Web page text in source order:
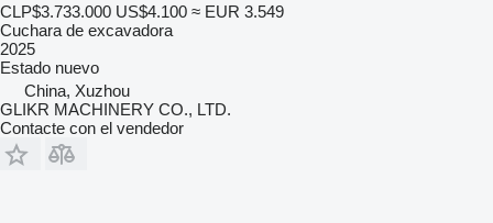
CLP$3.733.000 US$4.100 ≈ EUR 3.549
Cuchara de excavadora
2025
Estado nuevo
China, Xuzhou
GLIKR MACHINERY CO., LTD.
Contacte con el vendedor